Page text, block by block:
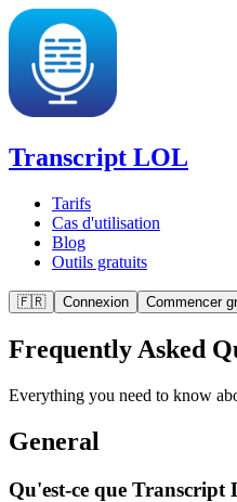
Transcript LOL
Tarifs
Cas d'utilisation
Blog
Outils gratuits
🇫🇷 Connexion Commencer
Frequently Asked
Everything you need to know
General
Qu'est-ce que Transcript